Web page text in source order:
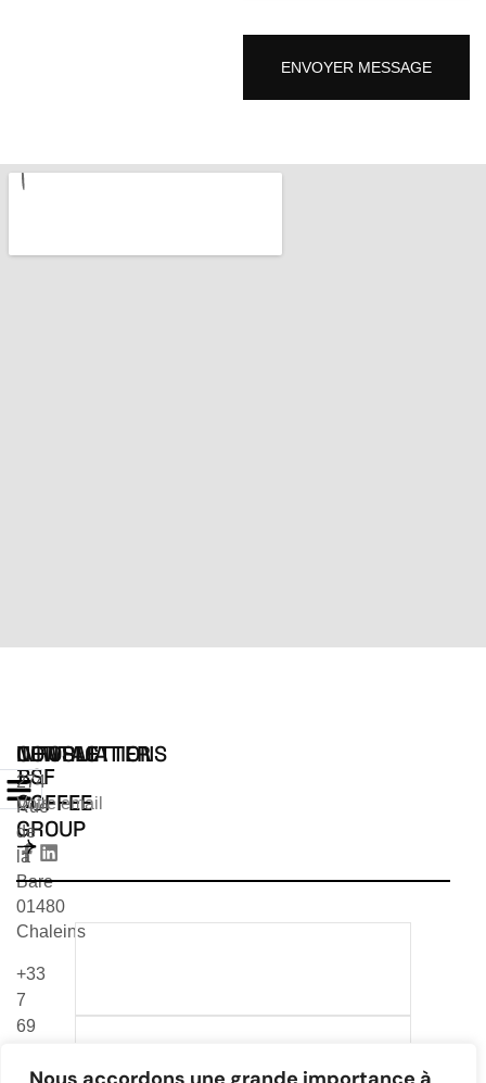
ENVOYER MESSAGE
BSF
COFFEE
GROUP
INFORMATIONS
CONTACT
274
Rue
de
la
Bare
01480
Chaleins
+33
7
69
99
NEWSLETTER
CATALOGUE VEA & MR